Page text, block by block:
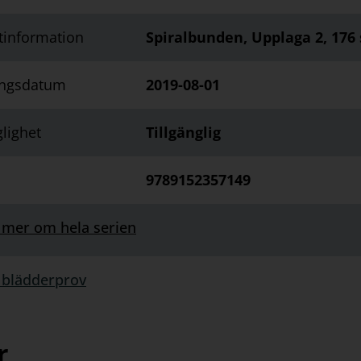
Spiralbunden, Upplaga 2, 176
2019-08-01
Tillgänglig
9789152357149
mer om hela serien
blädderprov